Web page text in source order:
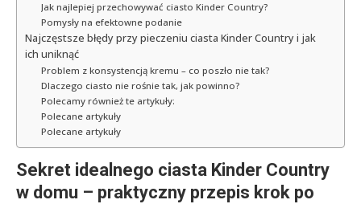
Jak najlepiej przechowywać ciasto Kinder Country?
Pomysły na efektowne podanie
Najczęstsze błędy przy pieczeniu ciasta Kinder Country i jak
ich uniknąć
Problem z konsystencją kremu – co poszło nie tak?
Dlaczego ciasto nie rośnie tak, jak powinno?
Polecamy również te artykuły:
Polecane artykuły
Polecane artykuły
Sekret idealnego ciasta Kinder Country
w domu – praktyczny przepis krok po